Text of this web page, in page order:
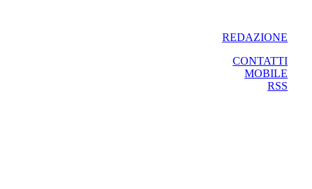
REDAZIONE
CONTATTI
MOBILE
RSS